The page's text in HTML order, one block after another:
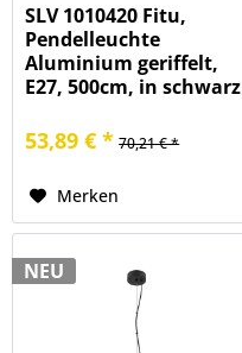
SLV 1010420 Fitu,
Pendelleuchte
Aluminium geriffelt,
E27, 500cm, in schwarz
53,89 € * 70,21 € *
Merken
NEU